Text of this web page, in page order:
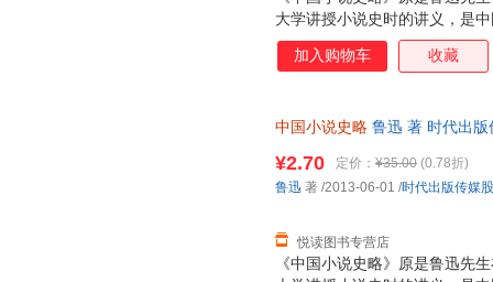
大学讲授小说史时的讲义，是
中国古代小说发生、发展、演
加入购物车
收藏
中国小说史略 鲁迅 著 时代出
《中国小说史略》原是鲁迅先
¥2.70 定价： ¥35.00 (0.78折)
悦读图书专营店
鲁迅 著 /2013-06-01 /时代出版传媒